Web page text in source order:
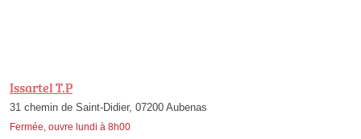
Issartel T.P
31 chemin de Saint-Didier, 07200 Aubenas
Fermée, ouvre lundi à 8h00